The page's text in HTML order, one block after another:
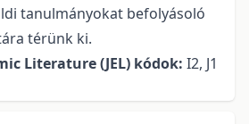
tanulmányokat befolyásoló
térünk ki.
Literature (JEL) kódok: I2, J1